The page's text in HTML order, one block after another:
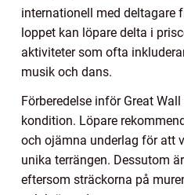
internationell med deltagare
loppet kan löpare delta i
aktiviteter som ofta
musik och dans.
Förberedelse inför Great
kondition. Löpare
och ojämna underlag för att
unika terrängen. Dessutom
eftersom sträckorna på